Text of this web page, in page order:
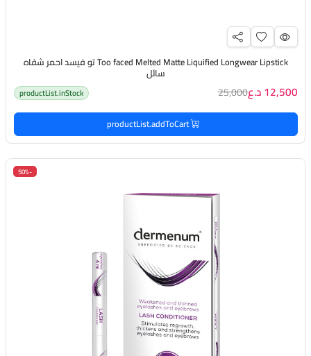
Too faced Melted Matte Liquified Longwear Lipstick تو فيسد احمر شفاه
سائل
12,500 د.ع 25,000
productList.inStock
productList.addToCart
-50%